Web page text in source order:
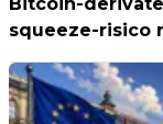
Bitcoin-
squeeze-risico